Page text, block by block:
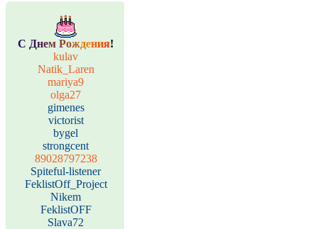
С Днем Рождения!
kulav
Natik_Laren
mariya9
olga27
gimenes
victorist
bygel
strongcent
89028797238
Spiteful-listener
FeklistOff_Project
Nikem
FeklistOFF
Slava72